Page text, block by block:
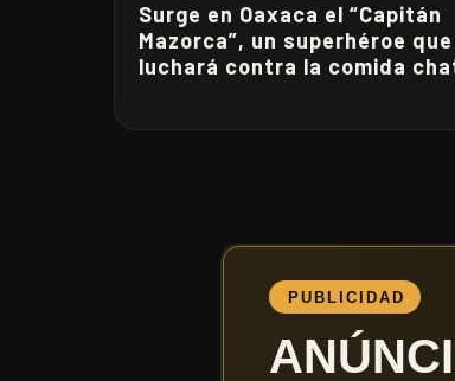
Surge en Oaxaca el “Capitán
Mazorca”, un superhéroe que
luchará contra la comida